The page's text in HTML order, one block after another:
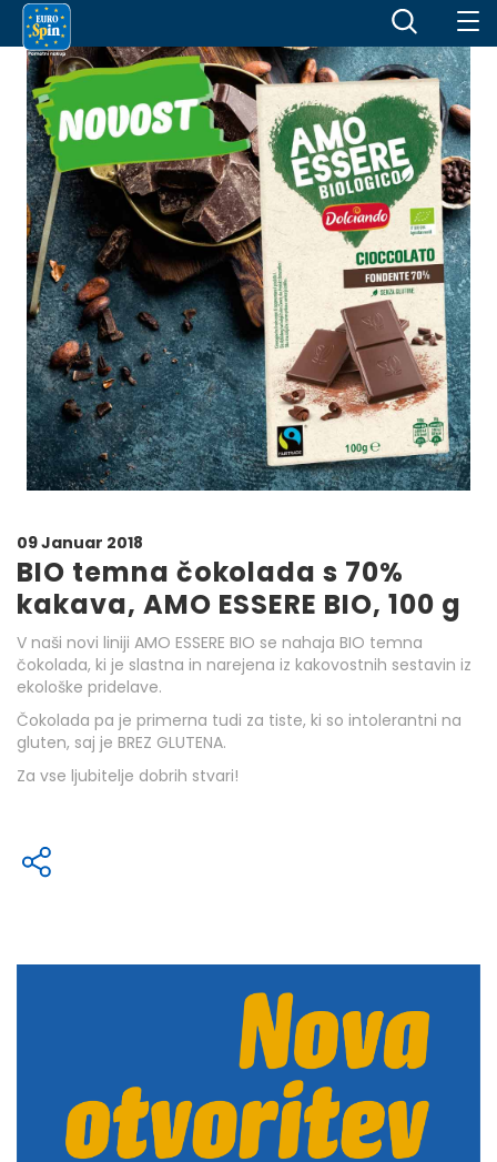
09 Januar 2018
BIO temna čokolada s 70%
kakava, AMO ESSERE BIO, 100 g
V naši novi liniji AMO ESSERE BIO se nahaja BIO temna
čokolada, ki je slastna in narejena iz kakovostnih sestavin iz
ekološke pridelave.
Čokolada pa je primerna tudi za tiste, ki so intolerantni na
gluten, saj je BREZ GLUTENA.
Za vse ljubitelje dobrih stvari!